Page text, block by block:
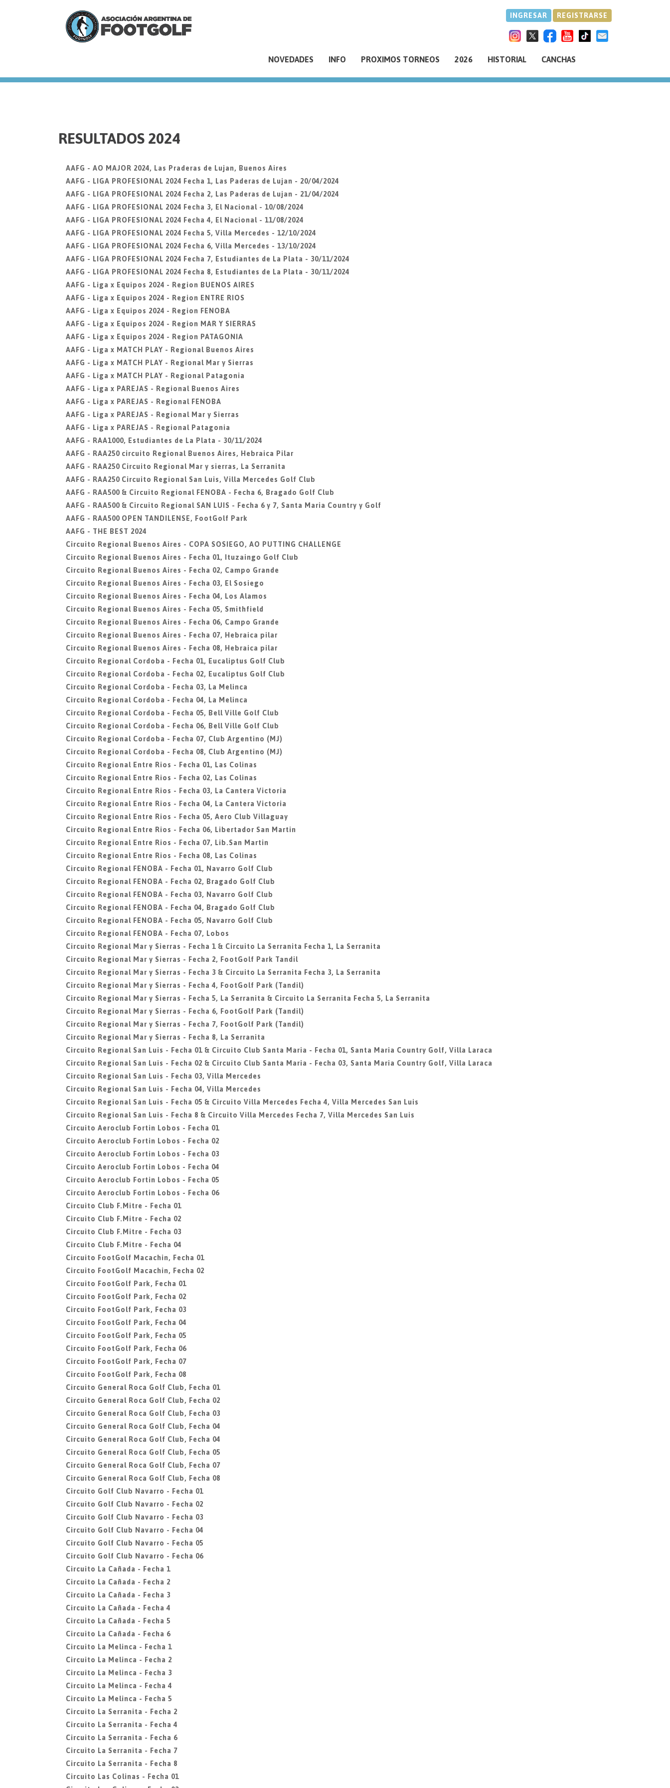
we
INGRESAR REGISTRARSE
NOVEDADES INFO PROXIMOS TORNEOS 2026 HISTORIAL CANCHAS
RESULTADOS 2024
AAFG - AO MAJOR 2024, Las Praderas de Lujan, Buenos Aires
AAFG - LIGA PROFESIONAL 2024 Fecha 1, Las Paderas de Lujan - 20/04/2024
AAFG - LIGA PROFESIONAL 2024 Fecha 2, Las Paderas de Lujan - 21/04/2024
AAFG - LIGA PROFESIONAL 2024 Fecha 3, El Nacional - 10/08/2024
AAFG - LIGA PROFESIONAL 2024 Fecha 4, El Nacional - 11/08/2024
AAFG - LIGA PROFESIONAL 2024 Fecha 5, Villa Mercedes - 12/10/2024
AAFG - LIGA PROFESIONAL 2024 Fecha 6, Villa Mercedes - 13/10/2024
AAFG - LIGA PROFESIONAL 2024 Fecha 7, Estudiantes de La Plata - 30/11/2024
AAFG - LIGA PROFESIONAL 2024 Fecha 8, Estudiantes de La Plata - 30/11/2024
AAFG - Liga x Equipos 2024 - Region BUENOS AIRES
AAFG - Liga x Equipos 2024 - Region ENTRE RIOS
AAFG - Liga x Equipos 2024 - Region FENOBA
AAFG - Liga x Equipos 2024 - Region MAR Y SIERRAS
AAFG - Liga x Equipos 2024 - Region PATAGONIA
AAFG - Liga x MATCH PLAY - Regional Buenos Aires
AAFG - Liga x MATCH PLAY - Regional Mar y Sierras
AAFG - Liga x MATCH PLAY - Regional Patagonia
AAFG - Liga x PAREJAS - Regional Buenos Aires
AAFG - Liga x PAREJAS - Regional FENOBA
AAFG - Liga x PAREJAS - Regional Mar y Sierras
AAFG - Liga x PAREJAS - Regional Patagonia
AAFG - RAA1000, Estudiantes de La Plata - 30/11/2024
AAFG - RAA250 circuito Regional Buenos Aires, Hebraica Pilar
AAFG - RAA250 Circuito Regional Mar y sierras, La Serranita
AAFG - RAA250 Circuito Regional San Luis, Villa Mercedes Golf Club
AAFG - RAA500 & Circuito Regional FENOBA - Fecha 6, Bragado Golf Club
AAFG - RAA500 & Circuito Regional SAN LUIS - Fecha 6 y 7, Santa Maria Country y Golf
AAFG - RAA500 OPEN TANDILENSE, FootGolf Park
AAFG - THE BEST 2024
Circuito Regional Buenos Aires - COPA SOSIEGO, AO PUTTING CHALLENGE
Circuito Regional Buenos Aires - Fecha 01, Ituzaingo Golf Club
Circuito Regional Buenos Aires - Fecha 02, Campo Grande
Circuito Regional Buenos Aires - Fecha 03, El Sosiego
Circuito Regional Buenos Aires - Fecha 04, Los Alamos
Circuito Regional Buenos Aires - Fecha 05, Smithfield
Circuito Regional Buenos Aires - Fecha 06, Campo Grande
Circuito Regional Buenos Aires - Fecha 07, Hebraica pilar
Circuito Regional Buenos Aires - Fecha 08, Hebraica pilar
Circuito Regional Cordoba - Fecha 01, Eucaliptus Golf Club
Circuito Regional Cordoba - Fecha 02, Eucaliptus Golf Club
Circuito Regional Cordoba - Fecha 03, La Melinca
Circuito Regional Cordoba - Fecha 04, La Melinca
Circuito Regional Cordoba - Fecha 05, Bell Ville Golf Club
Circuito Regional Cordoba - Fecha 06, Bell Ville Golf Club
Circuito Regional Cordoba - Fecha 07, Club Argentino (MJ)
Circuito Regional Cordoba - Fecha 08, Club Argentino (MJ)
Circuito Regional Entre Rios - Fecha 01, Las Colinas
Circuito Regional Entre Rios - Fecha 02, Las Colinas
Circuito Regional Entre Rios - Fecha 03, La Cantera Victoria
Circuito Regional Entre Rios - Fecha 04, La Cantera Victoria
Circuito Regional Entre Rios - Fecha 05, Aero Club Villaguay
Circuito Regional Entre Rios - Fecha 06, Libertador San Martin
Circuito Regional Entre Rios - Fecha 07, Lib.San Martin
Circuito Regional Entre Rios - Fecha 08, Las Colinas
Circuito Regional FENOBA - Fecha 01, Navarro Golf Club
Circuito Regional FENOBA - Fecha 02, Bragado Golf Club
Circuito Regional FENOBA - Fecha 03, Navarro Golf Club
Circuito Regional FENOBA - Fecha 04, Bragado Golf Club
Circuito Regional FENOBA - Fecha 05, Navarro Golf Club
Circuito Regional FENOBA - Fecha 07, Lobos
Circuito Regional Mar y Sierras - Fecha 1 & Circuito La Serranita Fecha 1, La Serranita
Circuito Regional Mar y Sierras - Fecha 2, FootGolf Park Tandil
Circuito Regional Mar y Sierras - Fecha 3 & Circuito La Serranita Fecha 3, La Serranita
Circuito Regional Mar y Sierras - Fecha 4, FootGolf Park (Tandil)
Circuito Regional Mar y Sierras - Fecha 5, La Serranita & Circuito La Serranita Fecha 5, La Serranita
Circuito Regional Mar y Sierras - Fecha 6, FootGolf Park (Tandil)
Circuito Regional Mar y Sierras - Fecha 7, FootGolf Park (Tandil)
Circuito Regional Mar y Sierras - Fecha 8, La Serranita
Circuito Regional San Luis - Fecha 01 & Circuito Club Santa Maria - Fecha 01, Santa Maria Country Golf, Villa Laraca
Circuito Regional San Luis - Fecha 02 & Circuito Club Santa Maria - Fecha 03, Santa Maria Country Golf, Villa Laraca
Circuito Regional San Luis - Fecha 03, Villa Mercedes
Circuito Regional San Luis - Fecha 04, Villa Mercedes
Circuito Regional San Luis - Fecha 05 & Circuito Villa Mercedes Fecha 4, Villa Mercedes San Luis
Circuito Regional San Luis - Fecha 8 & Circuito Villa Mercedes Fecha 7, Villa Mercedes San Luis
Circuito Aeroclub Fortin Lobos - Fecha 01
Circuito Aeroclub Fortin Lobos - Fecha 02
Circuito Aeroclub Fortin Lobos - Fecha 03
Circuito Aeroclub Fortin Lobos - Fecha 04
Circuito Aeroclub Fortin Lobos - Fecha 05
Circuito Aeroclub Fortin Lobos - Fecha 06
Circuito Club F.Mitre - Fecha 01
Circuito Club F.Mitre - Fecha 02
Circuito Club F.Mitre - Fecha 03
Circuito Club F.Mitre - Fecha 04
Circuito FootGolf Macachin, Fecha 01
Circuito FootGolf Macachin, Fecha 02
Circuito FootGolf Park, Fecha 01
Circuito FootGolf Park, Fecha 02
Circuito FootGolf Park, Fecha 03
Circuito FootGolf Park, Fecha 04
Circuito FootGolf Park, Fecha 05
Circuito FootGolf Park, Fecha 06
Circuito FootGolf Park, Fecha 07
Circuito FootGolf Park, Fecha 08
Circuito General Roca Golf Club, Fecha 01
Circuito General Roca Golf Club, Fecha 02
Circuito General Roca Golf Club, Fecha 03
Circuito General Roca Golf Club, Fecha 04
Circuito General Roca Golf Club, Fecha 04
Circuito General Roca Golf Club, Fecha 05
Circuito General Roca Golf Club, Fecha 07
Circuito General Roca Golf Club, Fecha 08
Circuito Golf Club Navarro - Fecha 01
Circuito Golf Club Navarro - Fecha 02
Circuito Golf Club Navarro - Fecha 03
Circuito Golf Club Navarro - Fecha 04
Circuito Golf Club Navarro - Fecha 05
Circuito Golf Club Navarro - Fecha 06
Circuito La Cañada - Fecha 1
Circuito La Cañada - Fecha 2
Circuito La Cañada - Fecha 3
Circuito La Cañada - Fecha 4
Circuito La Cañada - Fecha 5
Circuito La Cañada - Fecha 6
Circuito La Melinca - Fecha 1
Circuito La Melinca - Fecha 2
Circuito La Melinca - Fecha 3
Circuito La Melinca - Fecha 4
Circuito La Melinca - Fecha 5
Circuito La Serranita - Fecha 2
Circuito La Serranita - Fecha 4
Circuito La Serranita - Fecha 6
Circuito La Serranita - Fecha 7
Circuito La Serranita - Fecha 8
Circuito Las Colinas - Fecha 01